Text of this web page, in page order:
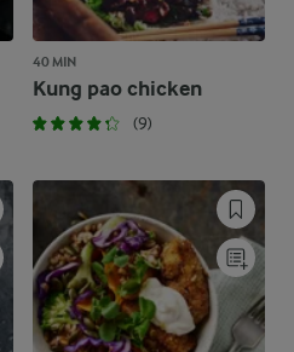
40 MIN
Kung pao chicken
(9)